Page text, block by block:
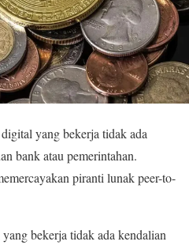
yang bekerja tidak ada
bank atau pemerintahan.
piranti lunak peer-to-
bekerja tidak ada kendalian